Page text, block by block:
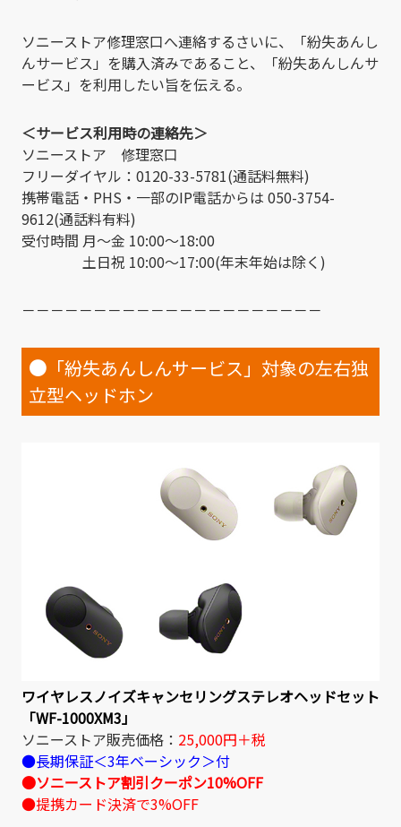
ソニーストア修理窓口へ連絡するさいに、「紛失あんし
んサービス」を購入済みであること、「紛失あんしんサ
ービス」を利用したい旨を伝える。
＜サービス利用時の連絡先＞
ソニーストア 修理窓口
フリーダイヤル：0120-33-5781(通話料無料)
携帯電話・PHS・一部のIP電話からは 050-3754-
9612(通話料有料)
受付時間 月～金 10:00～18:00
土日祝 10:00～17:00(年末年始は除く)
－－－－－－－－－－－－－－－－－－－－－
● 「紛失あんしんサービス」対象の左右独
立型ヘッドホン
ワイヤレスノイズキャンセリングステレオヘッドセット
「WF-1000XM3」
ソニーストア販売価格： 25,000円＋税
●長期保証＜3年ベーシック＞付
●ソニーストア割引クーポン10%OFF
●提携カード決済で3%OFF